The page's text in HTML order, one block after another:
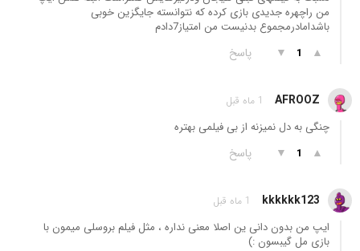
من راچهره جدیدی بازی کرده که نتوانسته جایگزین خوبی
باشدامادرمجموع بدنیست من امتیاز7دادم
▲
1
▼ پاسخ
AFROOZ 1 ماه قبل
چنگی به دل نمیزنه از بی فیلمی بهتره
▲
1
▼ پاسخ
kkkkkk123 1 ماه قبل
ایپ من بدون دانی ین اصلا معنی نداره ، مثل فیلم بروسلی میمون با
بازی مل گیبسون :)